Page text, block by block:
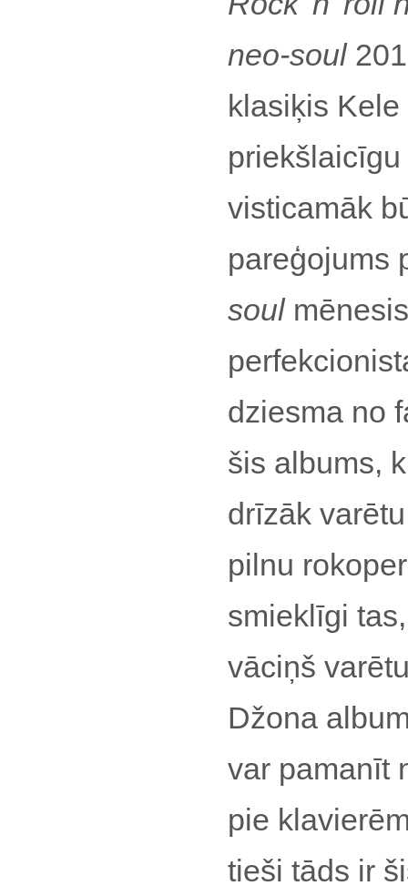
neo-soul
klasiķis
visticamāk
pareģojums
soul
dziesma no
šis albums,
drīzāk
pilnu
smieklīgi
vāciņš
Džona
var pamanīt
pie
tieši tāds ir